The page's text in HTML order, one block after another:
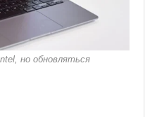
но обновляться